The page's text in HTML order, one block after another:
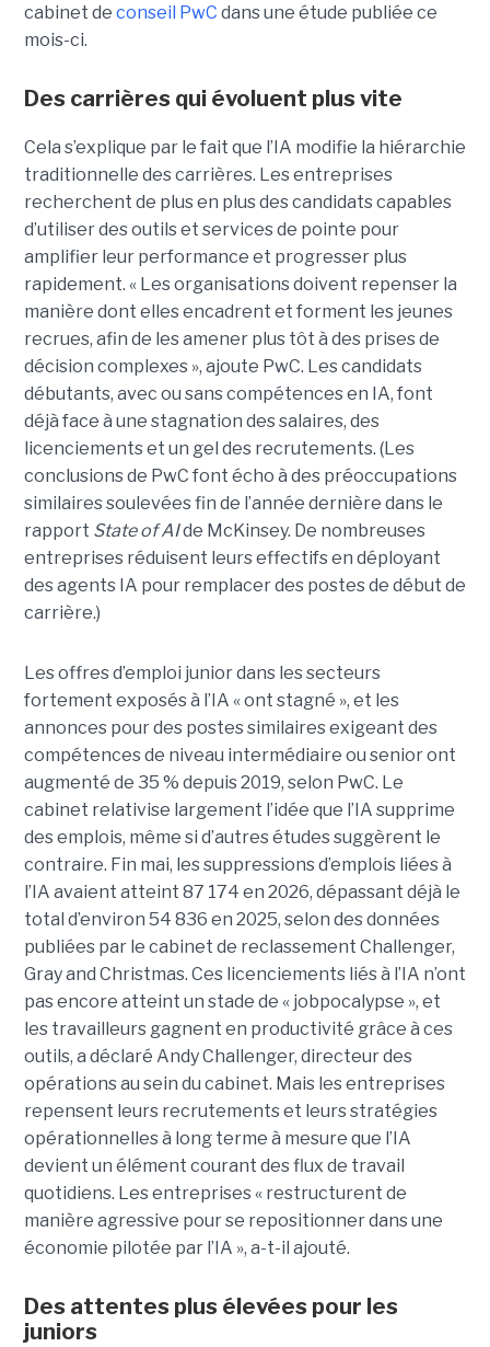
cabinet de conseil PwC dans une étude publiée ce
mois-ci.
Des carrières qui évoluent plus vite
Cela s’explique par le fait que l’IA modifie la hiérarchie
traditionnelle des carrières. Les entreprises
recherchent de plus en plus des candidats capables
d’utiliser des outils et services de pointe pour
amplifier leur performance et progresser plus
rapidement. « Les organisations doivent repenser la
manière dont elles encadrent et forment les jeunes
recrues, afin de les amener plus tôt à des prises de
décision complexes », ajoute PwC. Les candidats
débutants, avec ou sans compétences en IA, font
déjà face à une stagnation des salaires, des
licenciements et un gel des recrutements. (Les
conclusions de PwC font écho à des préoccupations
similaires soulevées fin de l’année dernière dans le
rapport State of AIde McKinsey. De nombreuses
entreprises réduisent leurs effectifs en déployant
des agents IA pour remplacer des postes de début de
carrière.)
Les offres d’emploi junior dans les secteurs
fortement exposés à l’IA « ont stagné », et les
annonces pour des postes similaires exigeant des
compétences de niveau intermédiaire ou senior ont
augmenté de 35 % depuis 2019, selon PwC. Le
cabinet relativise largement l’idée que l’IA supprime
des emplois, même si d’autres études suggèrent le
contraire. Fin mai, les suppressions d’emplois liées à
l’IA avaient atteint 87 174 en 2026, dépassant déjà le
total d’environ 54 836 en 2025, selon des données
publiées par le cabinet de reclassement Challenger,
Gray and Christmas. Ces licenciements liés à l’IA n’ont
pas encore atteint un stade de « jobpocalypse », et
les travailleurs gagnent en productivité grâce à ces
outils, a déclaré Andy Challenger, directeur des
opérations au sein du cabinet. Mais les entreprises
repensent leurs recrutements et leurs stratégies
opérationnelles à long terme à mesure que l’IA
devient un élément courant des flux de travail
quotidiens. Les entreprises « restructurent de
manière agressive pour se repositionner dans une
économie pilotée par l’IA », a-t-il ajouté.
Des attentes plus élevées pour les
juniors